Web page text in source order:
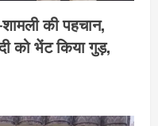
की पहचान,
को भेंट किया गुड़,